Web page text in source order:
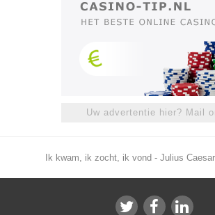
Uw advertentie hier? Mail
Ik kwam, ik zocht, ik vond - Julius